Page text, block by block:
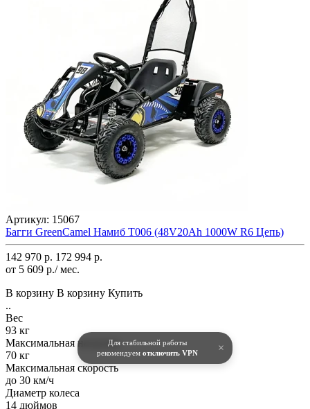
Для стабильной работы
рекомендуем отключить VPN ×
Артикул: 15067
Багги GreenCamel Намиб T006 (48V20Ah 1000W R6 Цепь)
142 970 р. 172 994 р.
от 5 609 р./ мес.
В корзину В корзину Купить
..
Вес
93 кг
Максимальная нагрузка
70 кг
Максимальная скорость
до 30 км/ч
Диаметр колеса
14 дюймов